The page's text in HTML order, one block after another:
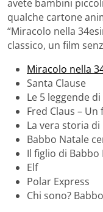
avete bambini
qualche cartone
“Miracolo nella
classico, un film
Miracolo nella
Santa Clause
Le 5 leggende
Fred Claus –
La vera storia
Babbo Natale
Il figlio di Babbo
Elf
Polar Express
Chi sono?